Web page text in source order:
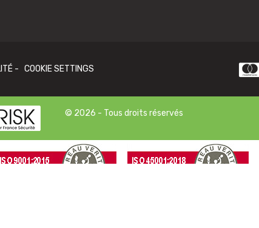
- COOKIE SETTINGS
© 2026 - Tous droits réservés